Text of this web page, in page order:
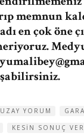
memnun
en çok öne
YORUM
KESIN SONUÇ